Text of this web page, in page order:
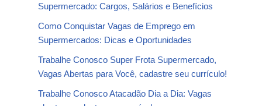
Supermercado: Cargos, Salários e Benefícios
Como Conquistar Vagas de Emprego em
Supermercados: Dicas e Oportunidades
Trabalhe Conosco Super Frota Supermercado,
Vagas Abertas para Você, cadastre seu currículo!
Trabalhe Conosco Atacadão Dia a Dia: Vagas